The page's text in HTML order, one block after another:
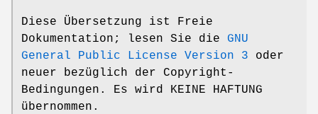
Diese Übersetzung ist Freie
Dokumentation; lesen Sie die GNU
General Public License Version 3 oder
neuer bezüglich der Copyright-
Bedingungen. Es wird KEINE HAFTUNG
übernommen.